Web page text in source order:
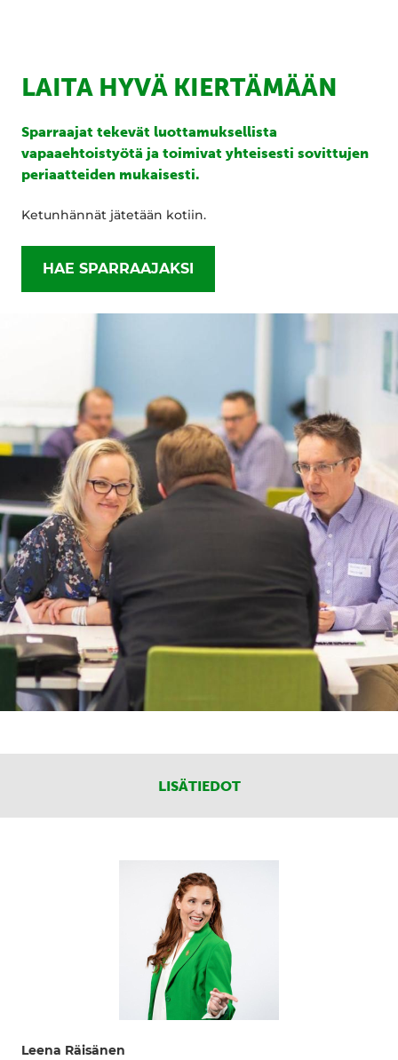
LAITA HYVÄ KIERTÄMÄÄN
Sparraajat tekevät luottamuksellista
vapaaehtoistyötä ja toimivat yhteisesti sovittujen
periaatteiden mukaisesti.
Ketunhännät jätetään kotiin.
HAE SPARRAAJAKSI
LISÄTIEDOT
Leena Räisänen